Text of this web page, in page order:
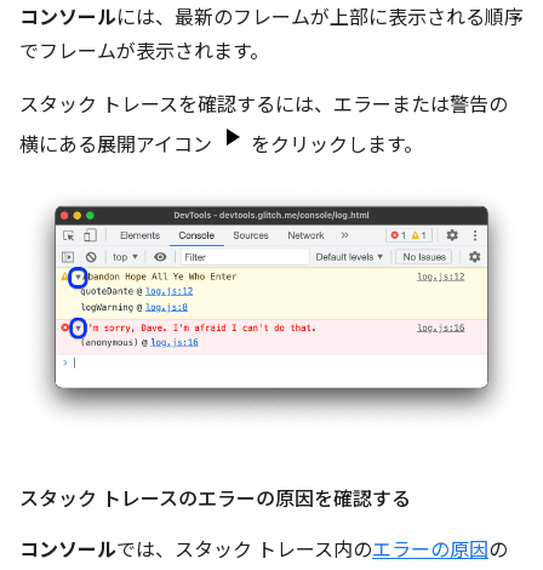
コンソールには、最新のフレームが上部に表示される順序
でフレームが表示されます。
スタック トレースを確認するには、エラーまたは警告の
横にある展開アイコン
をクリックします。
スタック トレースのエラーの原因を確認する
コンソールでは、スタック トレース内のエラーの原因の